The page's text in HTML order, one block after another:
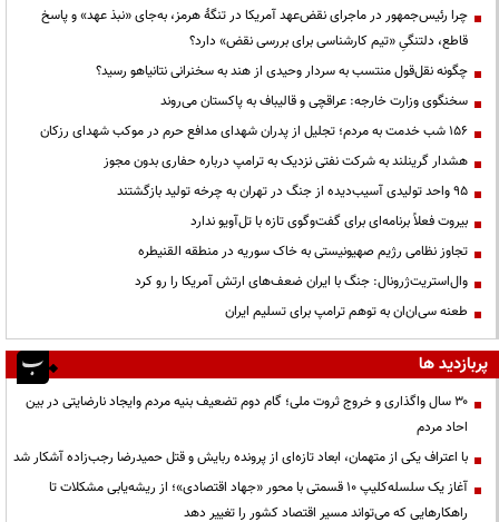
چرا رئیس‌جمهور در ماجرای نقض‌عهد آمریکا در تنگهٔ هرمز، به‌جای «نبذ عهد» و پاسخ
قاطع، دلتنگیِ «تیم کارشناسی برای بررسی نقض» دارد؟
چگونه نقل‌قول منتسب به سردار وحیدی از هند به سخنرانی نتانیاهو رسید؟
سخنگوی وزارت خارجه: عراقچی و قالیباف به پاکستان می‌روند
۱۵۶ شب خدمت به مردم؛ تجلیل از پدران شهدای مدافع حرم در موکب شهدای رزکان
هشدار گرینلند به شرکت نفتی نزدیک به ترامپ درباره حفاری بدون مجوز
95 واحد تولیدی آسیب‌دیده از جنگ در تهران به چرخه تولید بازگشتند
بیروت فعلاً برنامه‌ای برای گفت‌وگوی تازه با تل‌آویو ندارد
تجاوز نظامی رژیم صهیونیستی به خاک سوریه در منطقه القنیطره
وال‌استریت‌ژرونال: جنگ با ایران ضعف‌های ارتش آمریکا را رو کرد
طعنه سی‌ان‌ان به توهم ترامپ برای تسلیم ایران
پربازدید ها
۳۰ سال واگذاری و خروج ثروت ملی؛ گام دوم تضعیف بنیه مردم وایجاد نارضایتی در بین
احاد مردم
با اعتراف یکی از متهمان، ابعاد تازه‌ای از پرونده ربایش و قتل حمیدرضا رجب‌زاده آشکار شد
آغاز یک سلسله‌کلیپ ۱۰ قسمتی با محور «جهاد اقتصادی»؛ از ریشه‌یابی مشکلات تا
راهکارهایی که می‌تواند مسیر اقتصاد کشور را تغییر دهد